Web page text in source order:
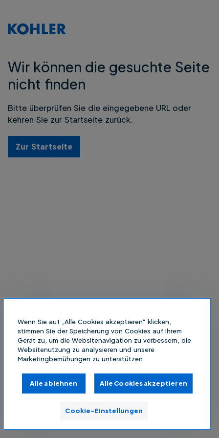
Wir können die gesuchte Seite
nicht finden
Bitte überprüfen Sie die eingegebene URL oder
kehren Sie zur Startseite zurück.
Zur Startseite
Wenn Sie auf „Alle Cookies akzeptieren“ klicken,
stimmen Sie der Speicherung von Cookies auf Ihrem
Gerät zu, um die Websitenavigation zu verbessern, die
Websitenutzung zu analysieren und unsere
Marketingbemühungen zu unterstützen.
Alle ablehnen Alle Cookies akzeptieren
Cookie-Einstellungen